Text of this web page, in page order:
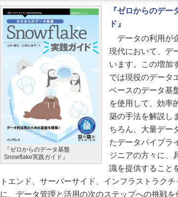
『ゼロからのデータ基盤
Snowflake実践ガイド』
『ゼロからのデ
ド』
データの利用が
現代において、デ
います。この増加
では現役のデータ
ベースのデータ基
を使用して、効率
築の手法を解説し
ちろん、大量デー
たデータパイプラ
ジニアの方々に、
識を提供すること
トエンド、サーバーサイド、インフラストラク
に、データ管理と活用の次のステップへの挑戦を